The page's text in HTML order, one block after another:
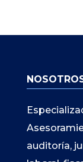
auditoría,